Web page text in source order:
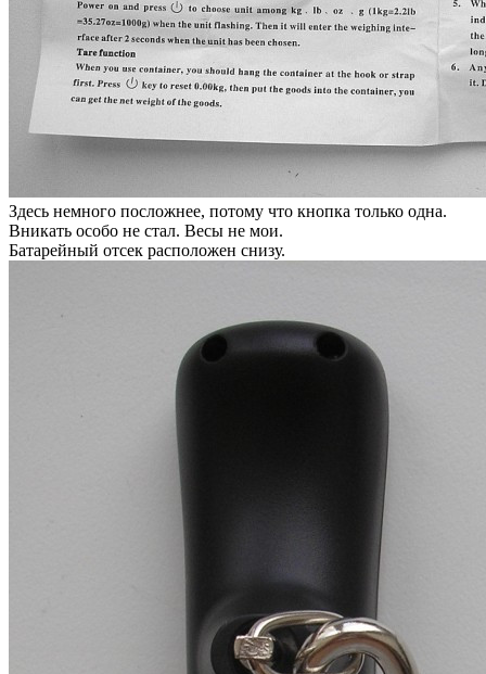
Здесь немного посложнее, потому что кнопка только одна.
Вникать особо не стал. Весы не мои.
Батарейный отсек расположен снизу.